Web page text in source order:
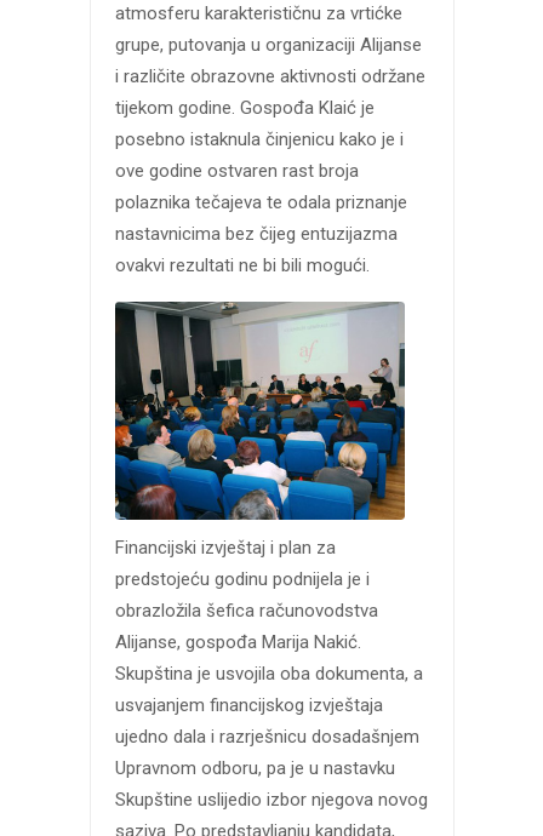
atmosferu karakterističnu za vrtićke
grupe, putovanja u organizaciji Alijanse
i različite obrazovne aktivnosti održane
tijekom godine. Gospođa Klaić je
posebno istaknula činjenicu kako je i
ove godine ostvaren rast broja
polaznika tečajeva te odala priznanje
nastavnicima bez čijeg entuzijazma
ovakvi rezultati ne bi bili mogući.
Financijski izvještaj i plan za
predstojeću godinu podnijela je i
obrazložila šefica računovodstva
Alijanse, gospođa Marija Nakić.
Skupština je usvojila oba dokumenta, a
usvajanjem financijskog izvještaja
ujedno dala i razrješnicu dosadašnjem
Upravnom odboru, pa je u nastavku
Skupštine uslijedio izbor njegova novog
saziva. Po predstavljanju kandidata,